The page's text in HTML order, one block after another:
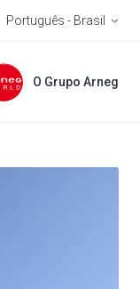
Português - Brasil
O Grupo Arneg